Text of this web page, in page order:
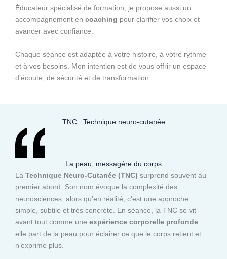
Éducateur spécialisé de formation, je propose aussi un
accompagnement en coaching pour clarifier vos choix et
avancer avec confiance.
Chaque séance est adaptée à votre histoire, à votre rythme
et à vos besoins. Mon intention est de vous offrir un espace
d’écoute, de sécurité et de transformation.
TNC : Technique neuro-cutanée
La peau, messagère du corps
La Technique Neuro-Cutanée (TNC) surprend souvent au
premier abord. Son nom évoque la complexité des
neurosciences, alors qu’en réalité, c’est une approche
simple, subtile et très concrète. En séance, la TNC se vit
avant tout comme une expérience corporelle profonde :
elle part de la peau pour éclairer ce que le corps retient et
n’exprime plus.